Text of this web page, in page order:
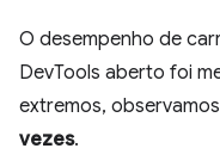
O desempenho de
DevTools aberto foi
extremos,
vezes.